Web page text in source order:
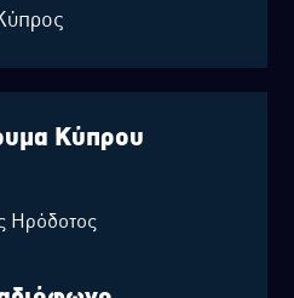
Κύπρου
Ηρόδοτος